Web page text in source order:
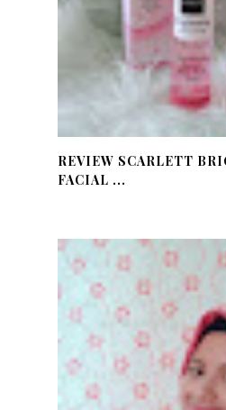
REVIEW SCARLETT
FACIAL ...